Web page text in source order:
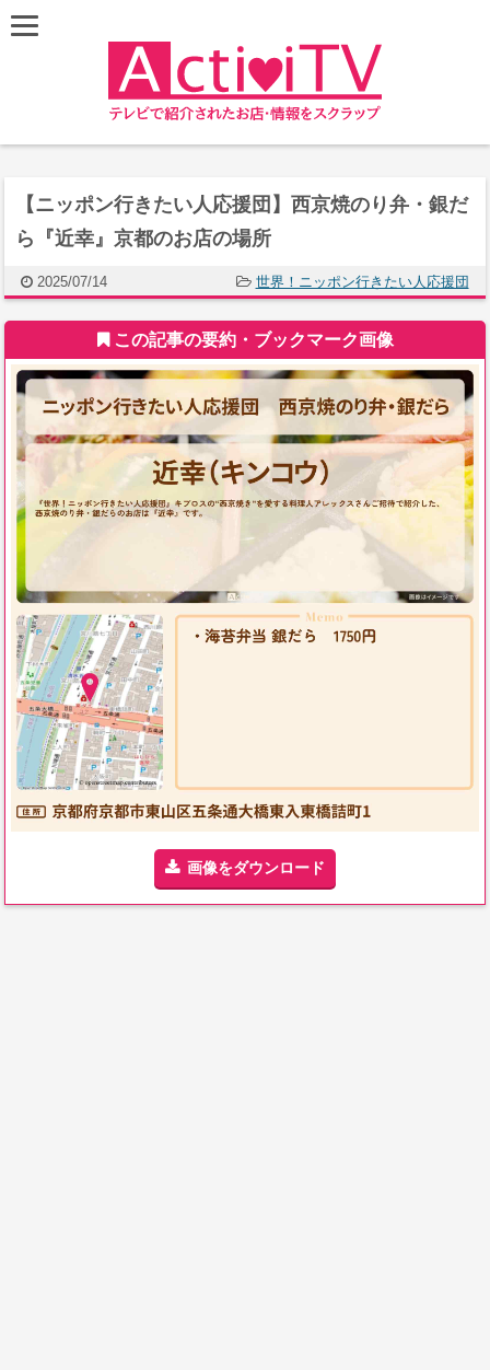
【ニッポン行きたい人応援団】西京焼のり弁・銀だ
ら『近幸』京都のお店の場所
2025/07/14 世界！ニッポン行きたい人応援団
この記事の要約・ブックマーク画像
画像をダウンロード